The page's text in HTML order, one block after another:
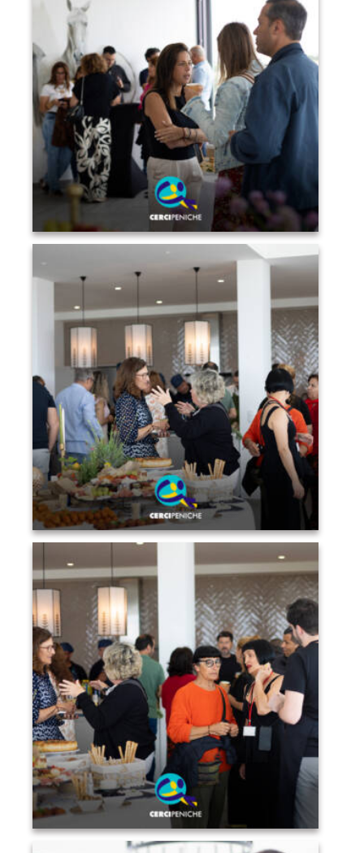
Convidados a conviver, conversar e desfrutar do
ambiente do Sunset Pirilampo Mágico. Logo da
Cercipeniche.